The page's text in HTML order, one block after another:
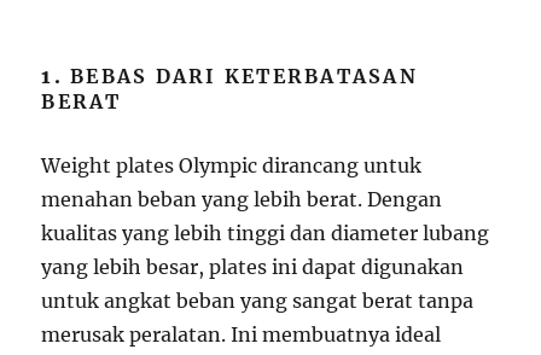
1.BEBAS DARI KETERBATASAN
BERAT
Weight plates Olympic dirancang untuk
menahan beban yang lebih berat. Dengan
kualitas yang lebih tinggi dan diameter lubang
yang lebih besar, plates ini dapat digunakan
untuk angkat beban yang sangat berat tanpa
merusak peralatan. Ini membuatnya ideal